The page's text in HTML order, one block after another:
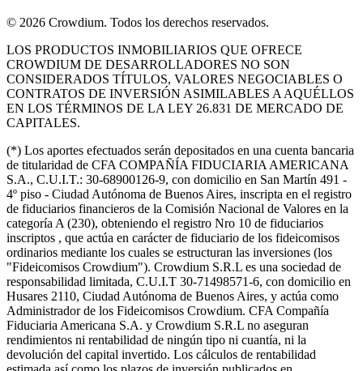
© 2026 Crowdium. Todos los derechos reservados.
LOS PRODUCTOS INMOBILIARIOS QUE OFRECE
CROWDIUM DE DESARROLLADORES NO SON
CONSIDERADOS TÍTULOS, VALORES NEGOCIABLES O
CONTRATOS DE INVERSIÓN ASIMILABLES A AQUÉLLOS
EN LOS TÉRMINOS DE LA LEY 26.831 DE MERCADO DE
CAPITALES.
(*) Los aportes efectuados serán depositados en una cuenta bancaria
de titularidad de CFA COMPAÑÍA FIDUCIARIA AMERICANA
S.A., C.U.I.T.: 30-68900126-9, con domicilio en San Martín 491 -
4º piso - Ciudad Autónoma de Buenos Aires, inscripta en el registro
de fiduciarios financieros de la Comisión Nacional de Valores en la
categoría A (230), obteniendo el registro Nro 10 de fiduciarios
inscriptos , que actúa en carácter de fiduciario de los fideicomisos
ordinarios mediante los cuales se estructuran las inversiones (los
"Fideicomisos Crowdium"). Crowdium S.R.L es una sociedad de
responsabilidad limitada, C.U.I.T 30-71498571-6, con domicilio en
Husares 2110, Ciudad Autónoma de Buenos Aires, y actúa como
Administrador de los Fideicomisos Crowdium. CFA Compañía
Fiduciaria Americana S.A. y Crowdium S.R.L no aseguran
rendimientos ni rentabilidad de ningún tipo ni cuantía, ni la
devolución del capital invertido. Los cálculos de rentabilidad